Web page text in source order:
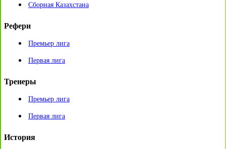
Сборная Казахстана
Рефери
Премьер лига
Первая лига
Тренеры
Премьер лига
Первая лига
История